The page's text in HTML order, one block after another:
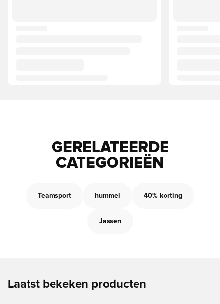
GERELATEERDE
CATEGORIEËN
Teamsport hummel 40% korting
Jassen
Laatst bekeken producten